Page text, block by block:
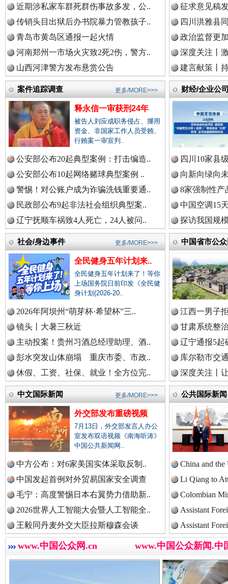
中国参政网.中
中国全民新闻网.
中国公众新闻网.
中国公民新闻网.
中国公共新闻网.
中国法制新闻网.
中国法治新闻网.
中国法院新闻网.
中国检察新闻网.
中国医药新闻网.
中国企业新闻网.
中国农业新闻网.
春天里的科技盛宴
巳巳如意，开工大吉！ 三轮上
“后车司机肯定在骂我” 全民健
近期涉私家车群死群伤事故多发，公..
传销头目出狱后办书院暴力管教孩子..
青岛市黄岛区通报一起火情
河南郑州一市场火灾致2死2伤，警方..
山西河津警方发布悬赏公告
征求意见稿
四川洪雅县
政治监督更
深度关注丨
建言献策丨
案件追踪调查
释永信一审获刑24年
被告人刘应成职务侵占、挪用
资金、非国家工作人员受贿、
行贿案一审宣判..
公安部公布20起典型案例：打击编造..
公安部公布10起网络赌球典型案例 ..
警惕！对公账户成为诈骗洗钱重要通..
民政部公布9起非法社会组织典型案..
辽宁抚顺车祸致4人死亡，24人被问..
更多/MORE>>> 财经/企业公
四川10家县
向新向绿向
8家强制性产
中国空调15
探访我国规
社会/身边事件
全民健身五年计划来..
全民健身五年计划来了！等你
上场国务院日前印发《全民健
身计划(2026-20..
2026年阿坝州“萌芽杯·希望杯”三..
镜头丨大暑三秋近
主动投案！贵州习酒总经理助理、酒..
彭水突发山体崩塌 重庆市委、市政..
休假、工资、社保、就业！全方位完..
更多/MORE>>> 中国省市公
江西一男子
甘肃系统整
辽宁通报5起
库尔勒市交
深度关注丨
中文国际新闻
外交部发布重磅视频
7月13日，外交部发言人办公
室发布双语视频《南海听涛》
中国公共新闻网..
中方公布：对6家美国实体采取反制..
中国发起首例对外贸易国家安全调查
毛宁：高度警惕日本右翼势力借助新..
2026世界人工智能大会暨人工智能全..
王毅同丹麦外交大臣拉斯穆森会谈
更多/MORE>>> 公共国际新闻
China and
Li Qiang to
Colombian
Assistant
Assistant
www.中国公众网.cn www.中国公众新闻.中